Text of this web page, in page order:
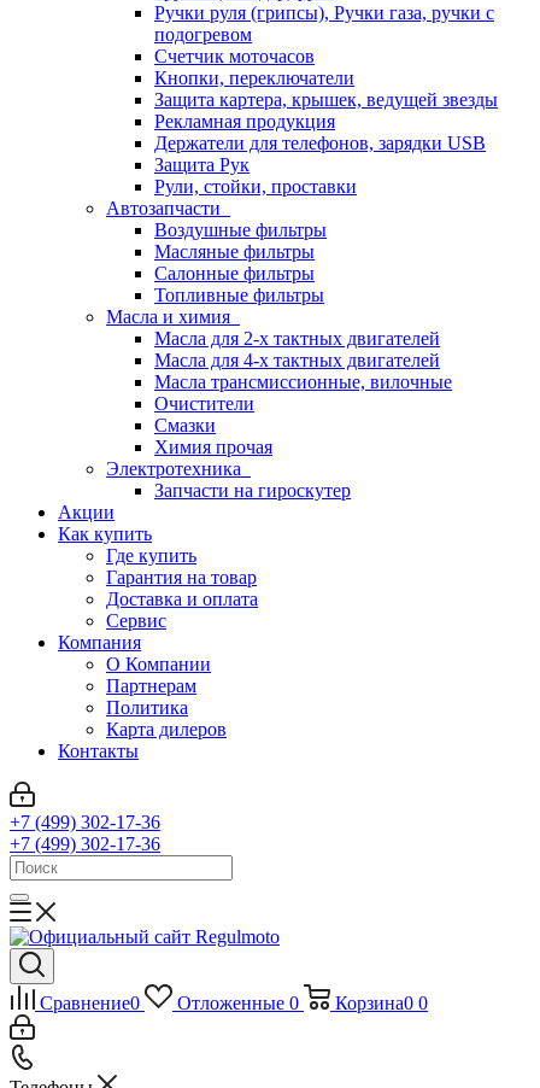
Ручки руля (грипсы), Ручки газа, ручки с
подогревом
Счетчик моточасов
Кнопки, переключатели
Защита картера, крышек, ведущей звезды
Рекламная продукция
Держатели для телефонов, зарядки USB
Защита Рук
Рули, стойки, проставки
Автозапчасти
Воздушные фильтры
Масляные фильтры
Салонные фильтры
Топливные фильтры
Масла и химия
Масла для 2-х тактных двигателей
Масла для 4-х тактных двигателей
Масла трансмиссионные, вилочные
Очистители
Смазки
Химия прочая
Электротехника
Запчасти на гироскутер
Акции
Как купить
Где купить
Гарантия на товар
Доставка и оплата
Сервис
Компания
О Компании
Партнерам
Политика
Карта дилеров
Контакты
+7 (499) 302-17-36
+7 (499) 302-17-36
Сравнение0 Отложенные 0 Корзина0 0